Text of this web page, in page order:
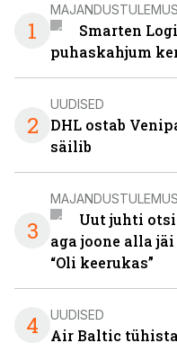
1
Smarten
puhaskahjum
2
UUDISED
DHL ostab
säilib
3
Uut juhti
aga joone alla
“Oli keerukas”
4 UUDISED
Air Baltic